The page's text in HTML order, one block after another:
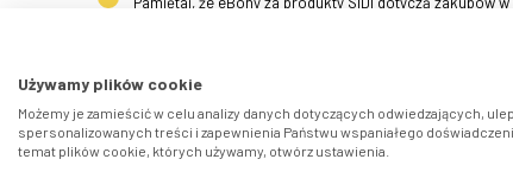
Używamy plików cookie
Możemy je zamieścić w celu analizy danych dotyczących odwiedzających,
spersonalizowanych treści i zapewnienia Państwu wspaniałego
temat plików cookie, których używamy, otwórz ustawienia.